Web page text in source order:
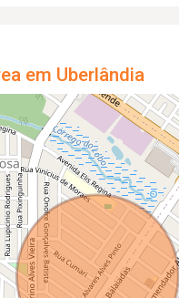
em Uberlândia